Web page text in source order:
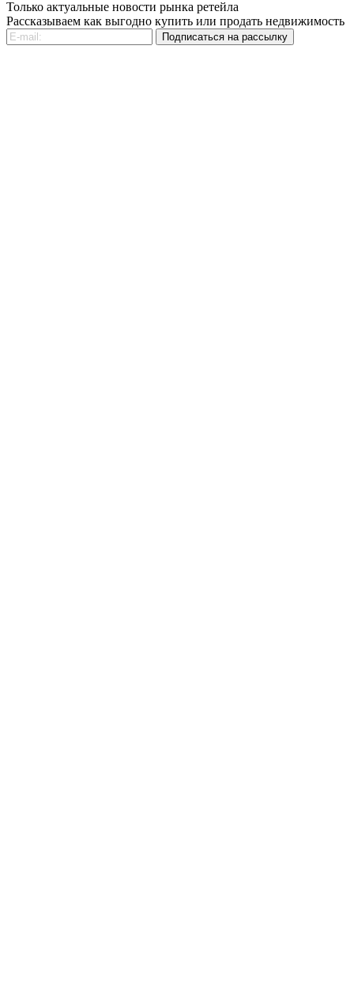
Только актуальные новости рынка ретейла
Рассказываем как выгодно купить или продать недвижимость